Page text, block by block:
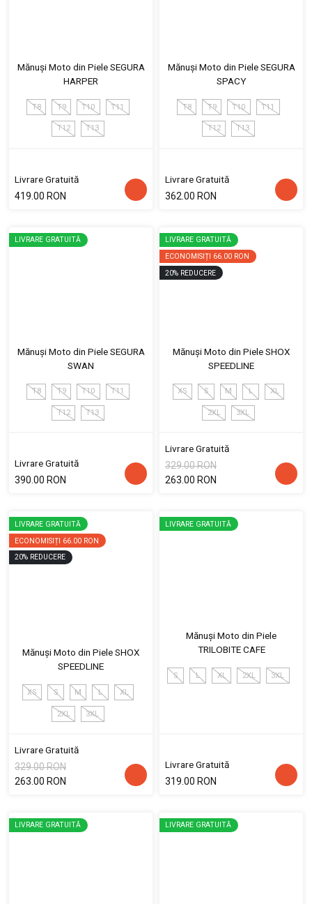
Mănuși Moto din Piele SEGURA
HARPER
T8 T9 T10 T11
T12 T13
Livrare Gratuită
419.00 RON
Mănuși Moto din Piele SEGURA
SPACY
T8 T9 T10 T11
T12 T13
Livrare Gratuită
362.00 RON
LIVRARE GRATUITĂ
Mănuși Moto din Piele SEGURA
SWAN
T8 T9 T10 T11
T12 T13
Livrare Gratuită
390.00 RON
LIVRARE GRATUITĂ
ECONOMISIȚI 66.00 RON
20% REDUCERE
Mănuși Moto din Piele SHOX
SPEEDLINE
XS S M L XL
2XL 3XL
Livrare Gratuită
329.00 RON
263.00 RON
LIVRARE GRATUITĂ
ECONOMISIȚI 66.00 RON
20% REDUCERE
Mănuși Moto din Piele SHOX
SPEEDLINE
XS S M L XL
2XL 3XL
Livrare Gratuită
329.00 RON
263.00 RON
LIVRARE GRATUITĂ
Mănuși Moto din Piele
TRILOBITE CAFE
S L XL 2XL 3XL
Livrare Gratuită
319.00 RON
LIVRARE GRATUITĂ LIVRARE GRATUITĂ